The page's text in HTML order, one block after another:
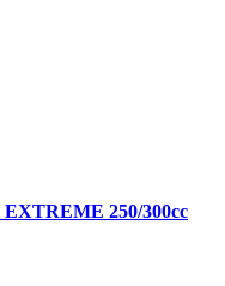
250/300cc